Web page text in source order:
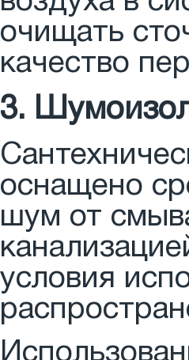
очищать
качество
3.
оснащено
шум от
условия